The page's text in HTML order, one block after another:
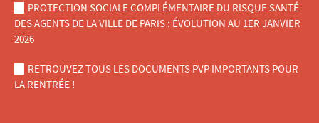
PROTECTION SOCIALE COMPLÉMENTAIRE DU RISQUE SANTÉ
DES AGENTS DE LA VILLE DE PARIS : ÉVOLUTION AU 1ER JANVIER
2026
RETROUVEZ TOUS LES DOCUMENTS PVP IMPORTANTS POUR
LA RENTRÉE !